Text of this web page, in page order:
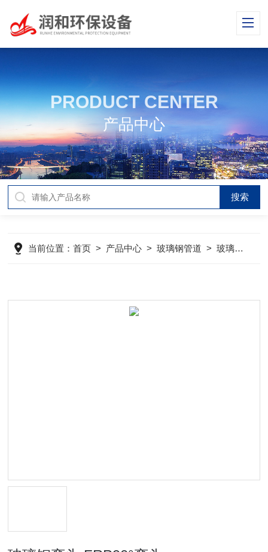
PRODUCT CENTER
产品中心
当前位置：首页 > 产品中心 >玻璃钢管道 >玻璃钢法兰,弯头,三通